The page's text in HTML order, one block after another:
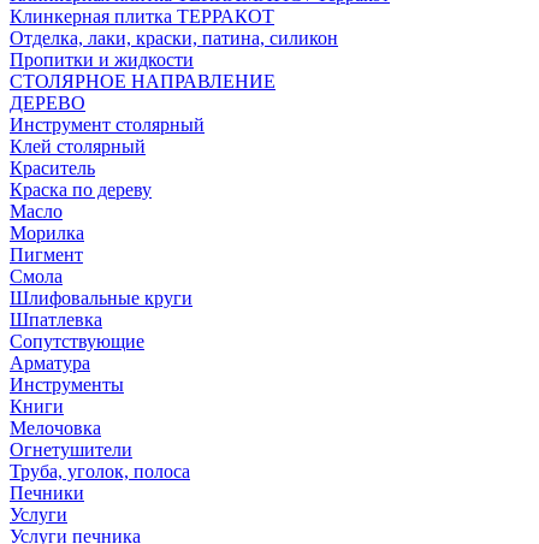
Клинкерная плитка ТЕРРАКОТ
Отделка, лаки, краски, патина, силикон
Пропитки и жидкости
СТОЛЯРНОЕ НАПРАВЛЕНИЕ
ДЕРЕВО
Инструмент столярный
Клей столярный
Краситель
Краска по дереву
Масло
Морилка
Пигмент
Смола
Шлифовальные круги
Шпатлевка
Сопутствующие
Арматура
Инструменты
Книги
Мелочовка
Огнетушители
Труба, уголок, полоса
Печники
Услуги
Услуги печника